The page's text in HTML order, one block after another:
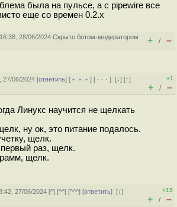
была на пульсе, а с pipewire все
еще со времен 0.2.х
28/06/2024Скрыто ботом-модератором
+ / –
27/06/2024 [ответить] [ ﹢﹢﹢] [ · · ·][↓] [↑]
+1
+ / –
Линукс научится не щелкать
ну ок, это питание подалось.
щелк.
раз, щелк.
щелк.
27/06/2024 [^] [^^] [^^^] [ответить][↓]
+19
+ / –